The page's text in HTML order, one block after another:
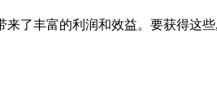
了丰富的利润和效益。要获得这